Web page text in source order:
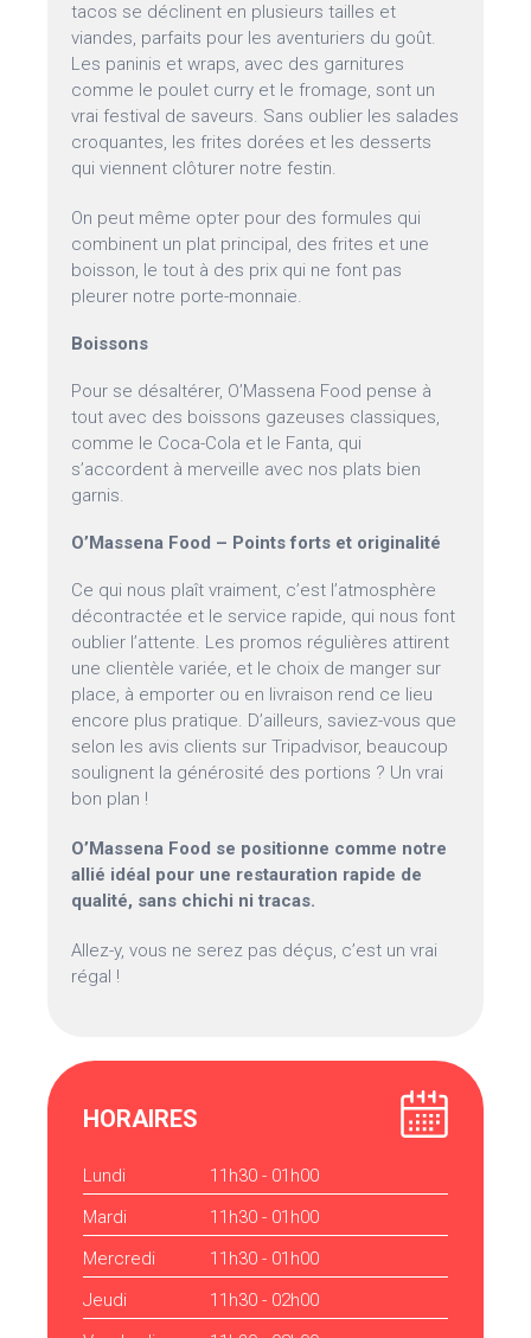
tacos se déclinent en plusieurs tailles et
viandes, parfaits pour les aventuriers du goût.
Les paninis et wraps, avec des garnitures
comme le poulet curry et le fromage, sont un
vrai festival de saveurs. Sans oublier les salades
croquantes, les frites dorées et les desserts
qui viennent clôturer notre festin.
On peut même opter pour des formules qui
combinent un plat principal, des frites et une
boisson, le tout à des prix qui ne font pas
pleurer notre porte-monnaie.
Boissons
Pour se désaltérer, O’Massena Food pense à
tout avec des boissons gazeuses classiques,
comme le Coca-Cola et le Fanta, qui
s’accordent à merveille avec nos plats bien
garnis.
O’Massena Food – Points forts et originalité
Ce qui nous plaît vraiment, c’est l’atmosphère
décontractée et le service rapide, qui nous font
oublier l’attente. Les promos régulières attirent
une clientèle variée, et le choix de manger sur
place, à emporter ou en livraison rend ce lieu
encore plus pratique. D’ailleurs, saviez-vous que
selon les avis clients sur Tripadvisor, beaucoup
soulignent la générosité des portions ? Un vrai
bon plan !
O’Massena Food se positionne comme notre
allié idéal pour une restauration rapide de
qualité, sans chichi ni tracas.
Allez-y, vous ne serez pas déçus, c’est un vrai
régal !
HORAIRES
Lundi
11h30 - 01h00
Mardi
11h30 - 01h00
Mercredi
11h30 - 01h00
Jeudi
11h30 - 02h00